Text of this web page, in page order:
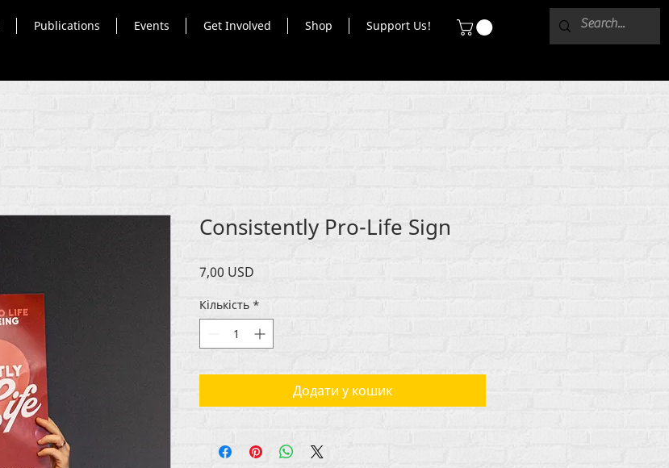
Publications Events Get Involved Shop Support Us!
Consistently Pro-Life Sign
7,00 USD
Кількість *
Додати у кошик